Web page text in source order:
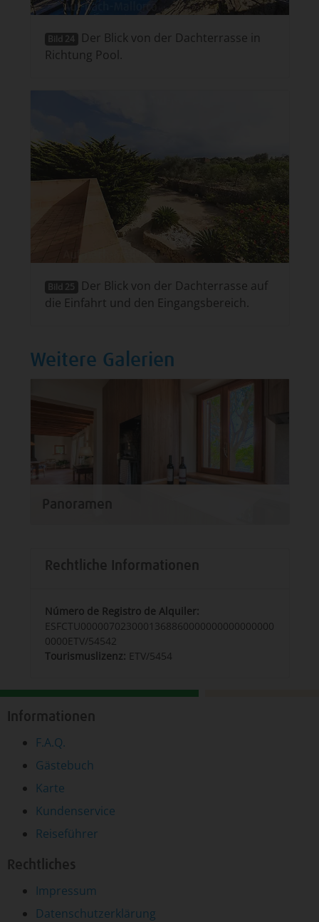
Bild 24
Der Blick von der Dachterrasse in
Richtung Pool.
Bild 25
Der Blick von der Dachterrasse auf
die Einfahrt und den Eingangsbereich.
Weitere Galerien
Panoramen
Rechtliche Informationen
Número de Registro de Alquiler:
ESFCTU0000070230001368860000000000000000
0000ETV/54542
Tourismuslizenz: ETV/5454
Informationen
F.A.Q.
Gästebuch
Karte
Kundenservice
Reiseführer
Rechtliches
Impressum
Datenschutzerklärung